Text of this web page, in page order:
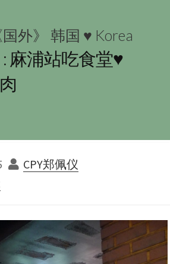
国外》 韩国 ♥ Korea
麻浦站吃食堂♥
AUTHOR
CPY郑佩仪